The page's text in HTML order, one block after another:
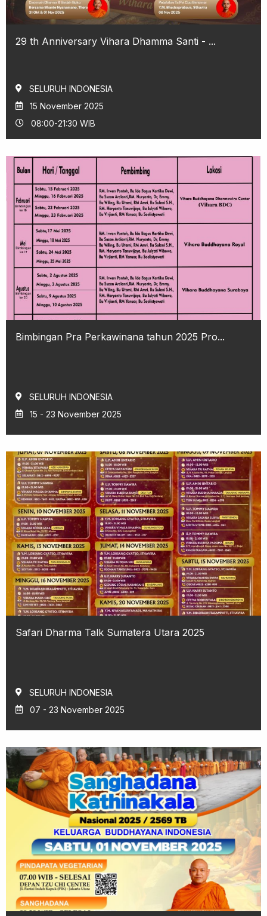
29 th Anniversary Vihara Dhamma Santi - ...
SELURUH INDONESIA
15 November 2025
08:00-21:30 WIB
Bimbingan Pra Perkawinana tahun 2025 Pro...
SELURUH INDONESIA
15 - 23 November 2025
Safari Dharma Talk Sumatera Utara 2025
SELURUH INDONESIA
07 - 23 November 2025